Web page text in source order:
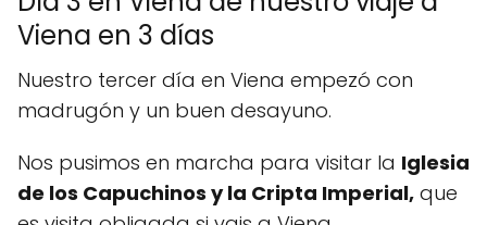
Viena en 3 días
Nuestro tercer día en Viena empezó con
madrugón y un buen desayuno.
Nos pusimos en marcha para visitar la Iglesia
de los Capuchinos y la Cripta Imperial, que